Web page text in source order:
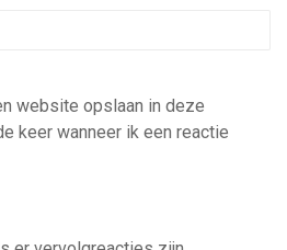
website opslaan in deze
keer wanneer ik een reactie